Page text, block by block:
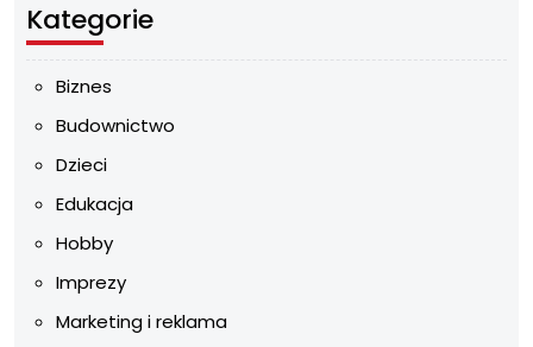
Kategorie
Biznes
Budownictwo
Dzieci
Edukacja
Hobby
Imprezy
Marketing i reklama